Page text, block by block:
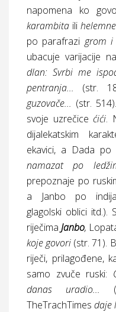
napomena ko
karambita ili
po parafrazi grom i
ubacuje varijacije
dlan: Svrbi me
pentranja... (str.
guzovače... (str.
svoje uzrečicećići.
dijalekatskim
ekavici, a Dada po
namazat po
prepoznaje po
a Janbo po
glagolski oblici itd.).
riječima Janbo,
koje govori (str. 71).
riječi, prilagođene,
samo zvuče ruski:
danas uradio... (
TheTrachTimes daje